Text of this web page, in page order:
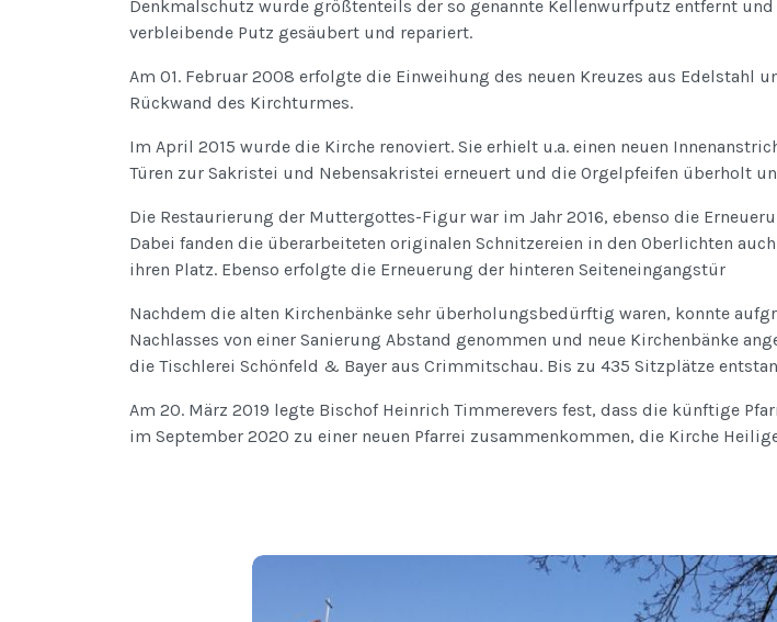
Denkmalschutz wurde größtenteils der so genannte Kellenwurfputz entfernt
verbleibende Putz gesäubert und repariert.
Am 01. Februar 2008 erfolgte die Einweihung des neuen Kreuzes aus Edelstahl
Rückwand des Kirchturmes.
Im April 2015 wurde die Kirche renoviert. Sie erhielt u.a. einen neuen
Türen zur Sakristei und Nebensakristei erneuert und die Orgelpfeifen überholt
Die Restaurierung der Muttergottes-Figur war im Jahr 2016, ebenso die
Dabei fanden die überarbeiteten originalen Schnitzereien in den Oberlichten
ihren Platz. Ebenso erfolgte die Erneuerung der hinteren Seiteneingangstür
Nachdem die alten Kirchenbänke sehr überholungsbedürftig waren, konnte
Nachlasses von einer Sanierung Abstand genommen und neue Kirchenbänke
die Tischlerei Schönfeld & Bayer aus Crimmitschau. Bis zu 435 Sitzplätze
Am 20. März 2019 legte Bischof Heinrich Timmerevers fest, dass die künftige
im September 2020 zu einer neuen Pfarrei zusammenkommen, die Kirche